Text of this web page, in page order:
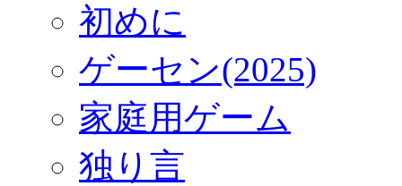
初めに
ゲーセン(2025)
家庭用ゲーム
独り言